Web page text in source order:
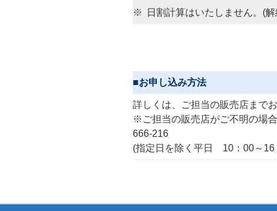
※ 日割計算はいたしません。(
■お申し込み方法
詳しくは、ご担当の販売店まで
※ご担当の販売店がご不明の場
666-216
(指定日を除く平日 10：00～16